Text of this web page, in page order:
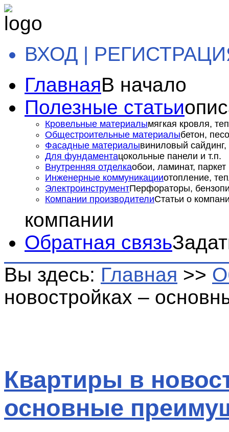
ВХОД |
ГлавнаяВ начало
Полезные статьи
Кровельные материалымягкая кровля,
Общестроительные материалыбетон,
Фасадные материалывиниловый сайдинг,
Для фундаментацокольные панели и т.п.
Внутренняя отделкаобои, ламинат, паркет
Инженерные коммуникацииотопление,
ЭлектроинструментПерфораторы,
Компании производителиСтатьи о
компании
Обратная связь
Вы здесь: Главная >>
новостройках –
Квартиры в
основные